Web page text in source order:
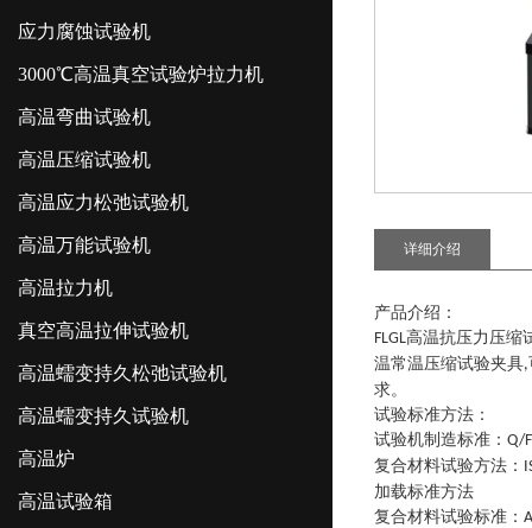
应力腐蚀试验机
3000℃高温真空试验炉拉力机
高温弯曲试验机
高温压缩试验机
高温应力松弛试验机
高温万能试验机
高温拉力机
真空高温拉伸试验机
高温蠕变持久松弛试验机
高温蠕变持久试验机
高温炉
高温试验箱
详细介绍
产品介绍：
FLGL高温抗压力压缩
温常温压缩试验夹具,
求。
试验标准方法：
试验机制造标准 ： Q/
复合材料试验方法 ：
加载标准方法
复合材料试验标准 ：